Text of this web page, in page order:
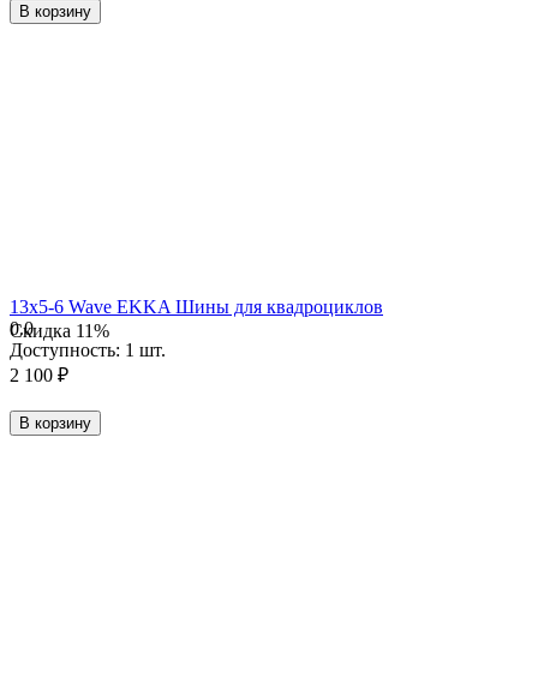
Скидка 11%
В корзину
13х5-6 Wave EKKA Шины для квадроциклов
0.0
Доступность: 1 шт.
2 100 ₽
В корзину